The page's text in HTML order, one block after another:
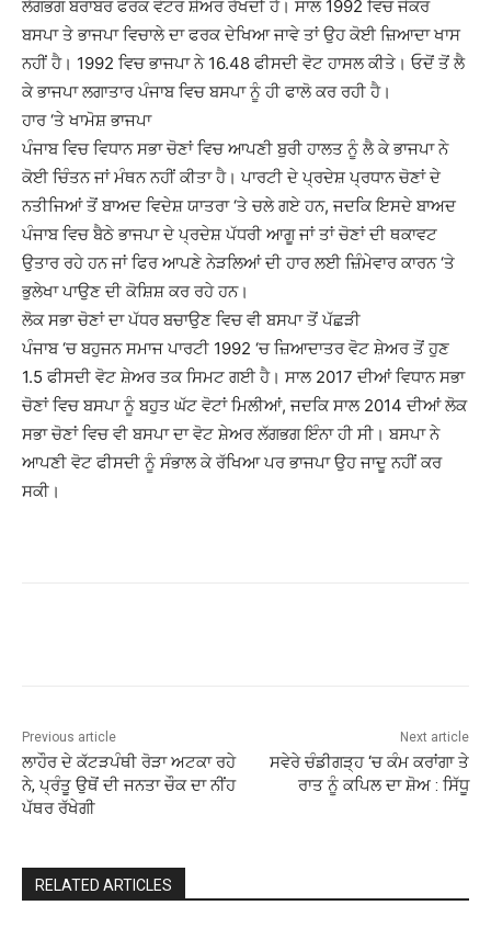
ਲੱਗਭਗ ਬਰਾਬਰ ਫਰਕ ਵੋਟਰ ਸ਼ੇਅਰ ਰੱਖਦੀ ਹੈ। ਸਾਲ 1992 ਵਿਚ ਜੇਕਰ
ਬਸਪਾ ਤੇ ਭਾਜਪਾ ਵਿਚਾਲੇ ਦਾ ਫਰਕ ਦੇਖਿਆ ਜਾਵੇ ਤਾਂ ਉਹ ਕੋਈ ਜ਼ਿਆਦਾ ਖਾਸ
ਨਹੀਂ ਹੈ। 1992 ਵਿਚ ਭਾਜਪਾ ਨੇ 16.48 ਫੀਸਦੀ ਵੋਟ ਹਾਸਲ ਕੀਤੇ। ਓਦੋਂ ਤੋਂ ਲੈ
ਕੇ ਭਾਜਪਾ ਲਗਾਤਾਰ ਪੰਜਾਬ ਵਿਚ ਬਸਪਾ ਨੂੰ ਹੀ ਫਾਲੋ ਕਰ ਰਹੀ ਹੈ।
ਹਾਰ ‘ਤੇ ਖਾਮੋਸ਼ ਭਾਜਪਾ
ਪੰਜਾਬ ਵਿਚ ਵਿਧਾਨ ਸਭਾ ਚੋਣਾਂ ਵਿਚ ਆਪਣੀ ਬੁਰੀ ਹਾਲਤ ਨੂੰ ਲੈ ਕੇ ਭਾਜਪਾ ਨੇ
ਕੋਈ ਚਿੰਤਨ ਜਾਂ ਮੰਥਨ ਨਹੀਂ ਕੀਤਾ ਹੈ। ਪਾਰਟੀ ਦੇ ਪ੍ਰਦੇਸ਼ ਪ੍ਰਧਾਨ ਚੋਣਾਂ ਦੇ
ਨਤੀਜਿਆਂ ਤੋਂ ਬਾਅਦ ਵਿਦੇਸ਼ ਯਾਤਰਾ ‘ਤੇ ਚਲੇ ਗਏ ਹਨ, ਜਦਕਿ ਇਸਦੇ ਬਾਅਦ
ਪੰਜਾਬ ਵਿਚ ਬੈਠੇ ਭਾਜਪਾ ਦੇ ਪ੍ਰਦੇਸ਼ ਪੱਧਰੀ ਆਗੂ ਜਾਂ ਤਾਂ ਚੋਣਾਂ ਦੀ ਥਕਾਵਟ
ਉਤਾਰ ਰਹੇ ਹਨ ਜਾਂ ਫਿਰ ਆਪਣੇ ਨੇੜਲਿਆਂ ਦੀ ਹਾਰ ਲਈ ਜ਼ਿੰਮੇਵਾਰ ਕਾਰਨ ‘ਤੇ
ਭੁਲੇਖਾ ਪਾਉਣ ਦੀ ਕੋਸ਼ਿਸ਼ ਕਰ ਰਹੇ ਹਨ।
ਲੋਕ ਸਭਾ ਚੋਣਾਂ ਦਾ ਪੱਧਰ ਬਚਾਉਣ ਵਿਚ ਵੀ ਬਸਪਾ ਤੋਂ ਪੱਛੜੀ
ਪੰਜਾਬ ‘ਚ ਬਹੁਜਨ ਸਮਾਜ ਪਾਰਟੀ 1992 ‘ਚ ਜ਼ਿਆਦਾਤਰ ਵੋਟ ਸ਼ੇਅਰ ਤੋਂ ਹੁਣ
1.5 ਫੀਸਦੀ ਵੋਟ ਸ਼ੇਅਰ ਤਕ ਸਿਮਟ ਗਈ ਹੈ। ਸਾਲ 2017 ਦੀਆਂ ਵਿਧਾਨ ਸਭਾ
ਚੋਣਾਂ ਵਿਚ ਬਸਪਾ ਨੂੰ ਬਹੁਤ ਘੱਟ ਵੋਟਾਂ ਮਿਲੀਆਂ, ਜਦਕਿ ਸਾਲ 2014 ਦੀਆਂ ਲੋਕ
ਸਭਾ ਚੋਣਾਂ ਵਿਚ ਵੀ ਬਸਪਾ ਦਾ ਵੋਟ ਸ਼ੇਅਰ ਲੱਗਭਗ ਇੰਨਾ ਹੀ ਸੀ। ਬਸਪਾ ਨੇ
ਆਪਣੀ ਵੋਟ ਫੀਸਦੀ ਨੂੰ ਸੰਭਾਲ ਕੇ ਰੱਖਿਆ ਪਰ ਭਾਜਪਾ ਉਹ ਜਾਦੂ ਨਹੀਂ ਕਰ
ਸਕੀ।
Previous article
ਲਾਹੌਰ ਦੇ ਕੱਟੜਪੰਥੀ ਰੋੜਾ ਅਟਕਾ ਰਹੇ
ਨੇ, ਪ੍ਰੰਤੂ ਉਥੋਂ ਦੀ ਜਨਤਾ ਚੌਕ ਦਾ ਨੀਂਹ
ਪੱਥਰ ਰੱਖੇਗੀ
Next article
ਸਵੇਰੇ ਚੰਡੀਗੜ੍ਹ ‘ਚ ਕੰਮ ਕਰਾਂਗਾ ਤੇ
ਰਾਤ ਨੂੰ ਕਪਿਲ ਦਾ ਸ਼ੋਅ : ਸਿੱਧੂ
RELATED ARTICLES